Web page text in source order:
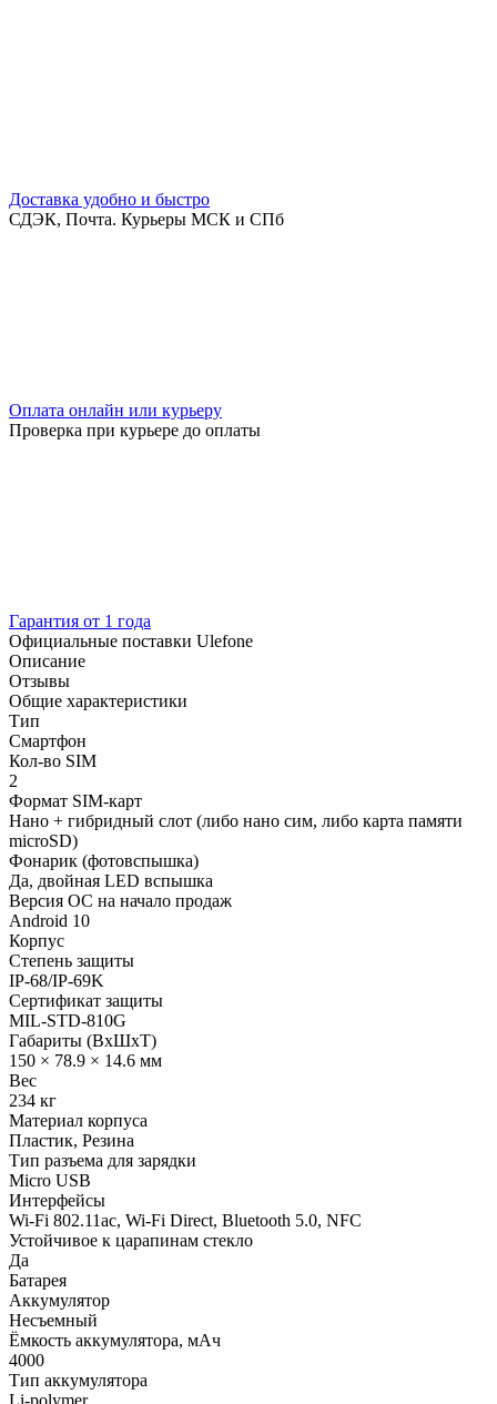
Доставка удобно и быстро
СДЭК, Почта. Курьеры МСК и СПб
Оплата онлайн или курьеру
Проверка при курьере до оплаты
Гарантия от 1 года
Официальные поставки Ulefone
Описание
Отзывы
Общие характеристики
Тип
Смартфон
Кол-во SIM
2
Формат SIM-карт
Нано + гибридный слот (либо нано сим, либо карта памяти
microSD)
Фонарик (фотовспышка)
Да, двойная LED вспышка
Версия ОС на начало продаж
Android 10
Корпус
Степень защиты
IP-68/IP-69K
Сертификат защиты
MIL-STD-810G
Габариты (ВxШxТ)
150 × 78.9 × 14.6 мм
Вес
234 кг
Материал корпуса
Пластик, Резина
Тип разъема для зарядки
Micro USB
Интерфейсы
Wi-Fi 802.11ac, Wi-Fi Direct, Bluetooth 5.0, NFC
Устойчивое к царапинам стекло
Да
Батарея
Аккумулятор
Несъемный
Ёмкость аккумулятора, мАч
4000
Тип аккумулятора
Li-polymer